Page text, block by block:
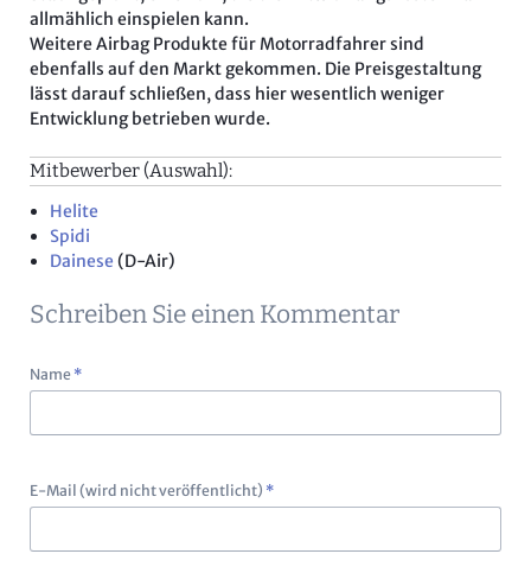
allmählich einspielen kann.
Weitere Airbag Produkte für Motorradfahrer sind
ebenfalls auf den Markt gekommen. Die Preisgestaltung
lässt darauf schließen, dass hier wesentlich weniger
Entwicklung betrieben wurde.
Mitbewerber (Auswahl):
Helite
Spidi
Dainese (D-Air)
Schreiben Sie einen Kommentar
Pflichtfeld
Name *
Pflichtfeld
E-Mail (wird nicht veröffentlicht) *